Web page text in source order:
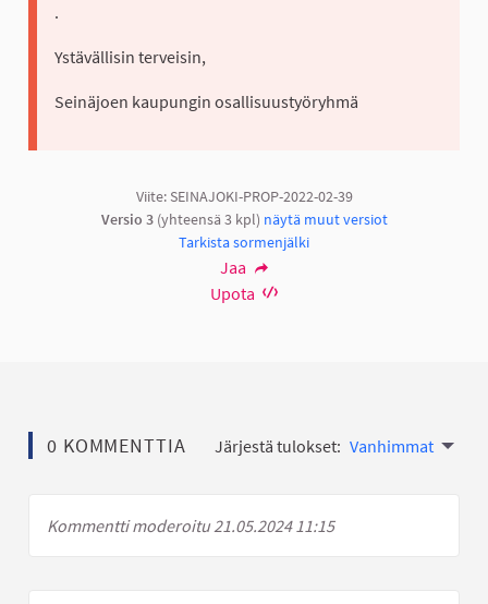
.
Ystävällisin terveisin,
Seinäjoen kaupungin osallisuustyöryhmä
Viite: SEINAJOKI-PROP-2022-02-39
Versio 3(yhteensä 3 kpl) näytä muut versiot
Tarkista sormenjälki
Jaa
Upota
0 KOMMENTTIA Järjestä tulokset: Vanhimmat
Kommentti moderoitu 21.05.2024 11:15